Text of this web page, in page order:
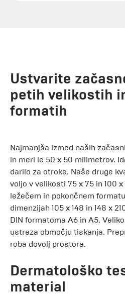
Ustvarite
petih velikostih
formatih
Najmanjša izmed naših
in meri le 50 x 50 milimetrov.
darilo za otroke. Naše druge
voljo v velikosti 75 x 75 in 100
ležečem in pokončnem
dimenzijah 105 x 148 in 148 x
DIN formatoma A6 in A5.
ustreza območju tiskanja.
roba dovolj prostora.
Dermatološko
material